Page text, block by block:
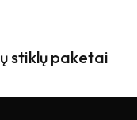
stiklų paketai